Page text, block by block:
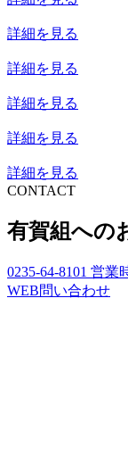
詳細を見る
詳細を見る
詳細を見る
詳細を見る
詳細を見る
CONTACT
有賀組への
0235-64-8101 営業
WEB問い合わせ